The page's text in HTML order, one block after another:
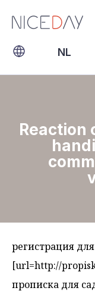
NL
EN
Reaction
регистрация
[url=http://
прописка для